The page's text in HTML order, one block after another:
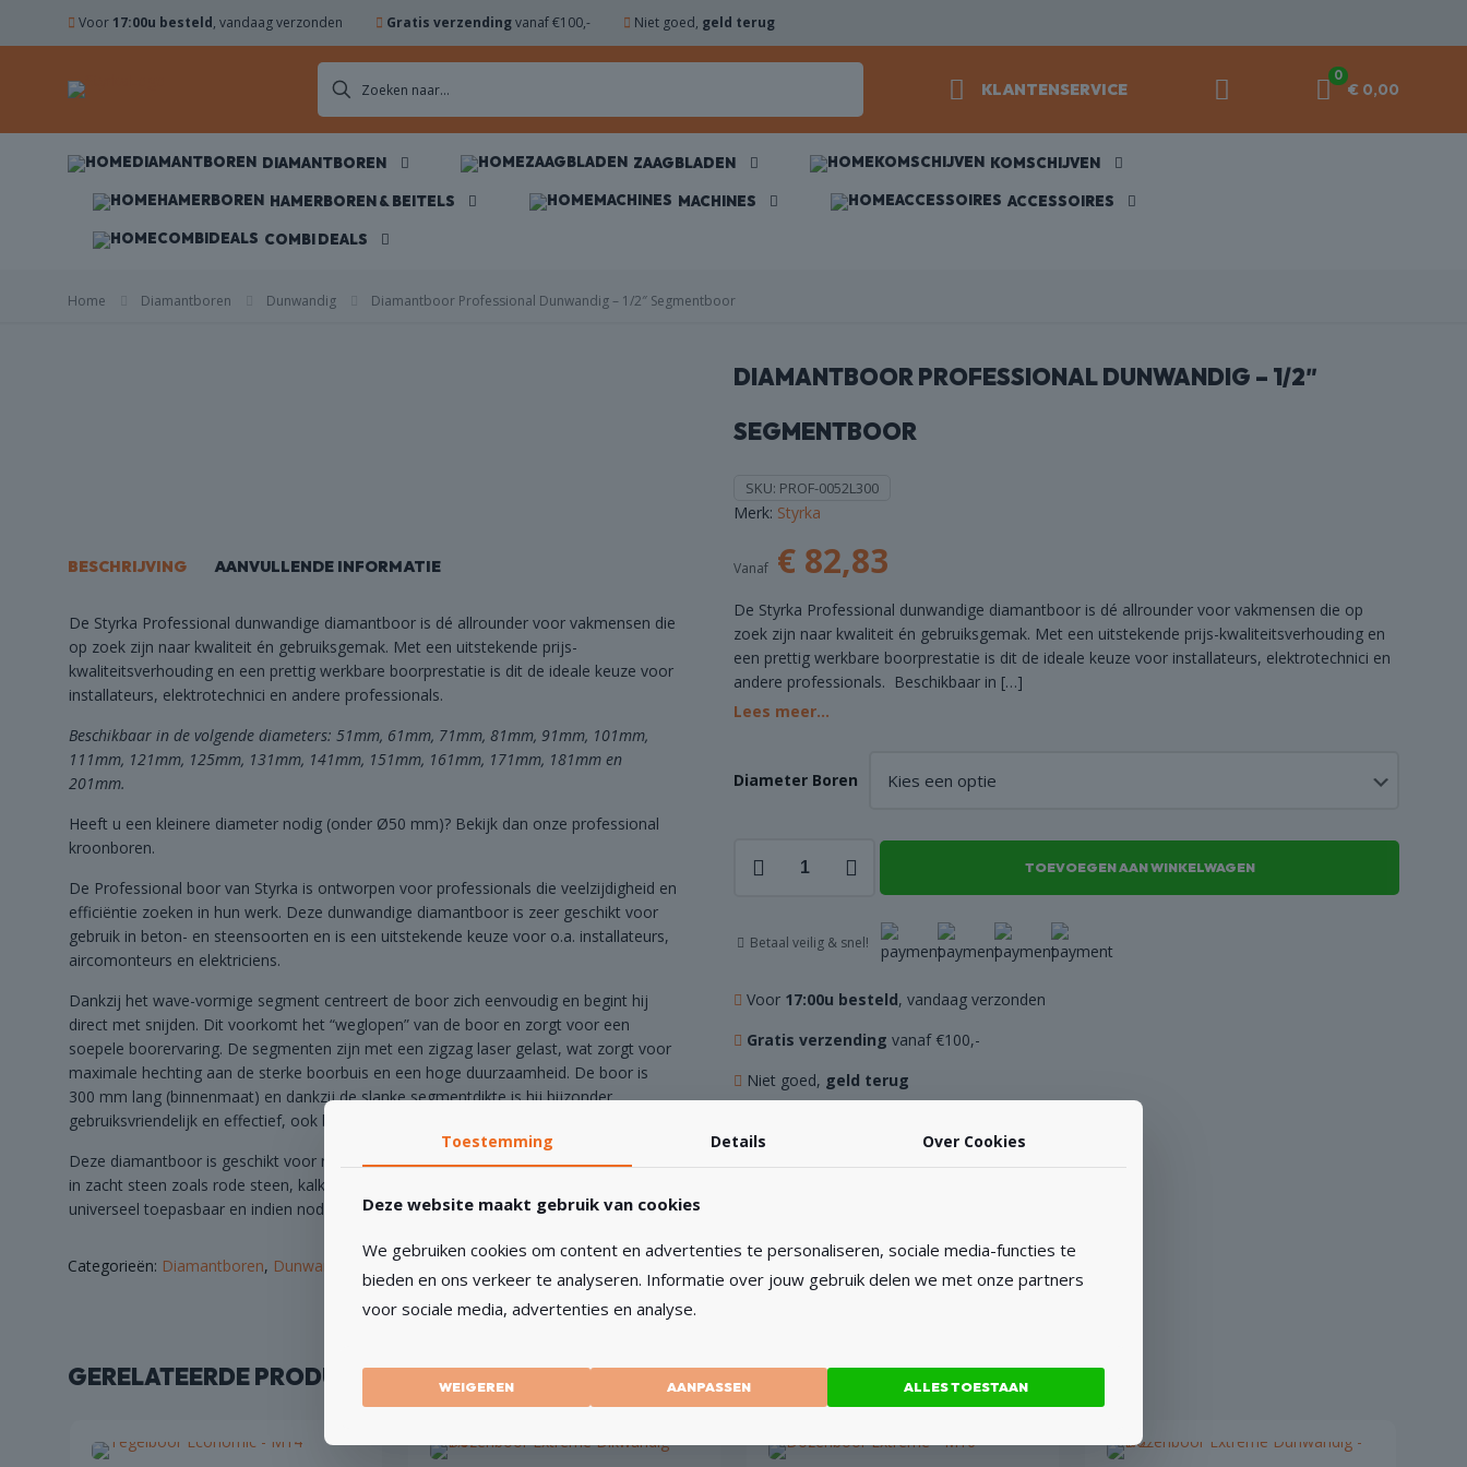
Voor 17:00u besteld, vandaag verzonden Gratis verzendingvanaf €100,- Niet goed, geld terug
KLANTENSERVICE
0
€ 0,00
DIAMANTBOREN ZAAGBLADEN KOMSCHIJVEN
HAMERBOREN & BEITELS MACHINES ACCESSOIRES
COMBI DEALS
Home Diamantboren Dunwandig Diamantboor Professional Dunwandig – 1/2″ Segmentboor
BESCHRIJVING AANVULLENDE INFORMATIE
De Styrka Professional dunwandige diamantboor is dé allrounder voor vakmensen die
op zoek zijn naar kwaliteit én gebruiksgemak. Met een uitstekende prijs-
kwaliteitsverhouding en een prettig werkbare boorprestatie is dit de ideale keuze voor
installateurs, elektrotechnici en andere professionals.
Beschikbaar in de volgende diameters: 51mm, 61mm, 71mm, 81mm, 91mm, 101mm,
111mm, 121mm, 125mm, 131mm, 141mm, 151mm, 161mm, 171mm, 181mm en
201mm.
Heeft u een kleinere diameter nodig (onder Ø50 mm)? Bekijk dan onze professional
kroonboren.
De Professional boor van Styrka is ontworpen voor professionals die veelzijdigheid en
efficiëntie zoeken in hun werk. Deze dunwandige diamantboor is zeer geschikt voor
gebruik in beton- en steensoorten en is een uitstekende keuze voor o.a. installateurs,
aircomonteurs en elektriciens.
Dankzij het wave-vormige segment centreert de boor zich eenvoudig en begint hij
direct met snijden. Dit voorkomt het “weglopen” van de boor en zorgt voor een
soepele boorervaring. De segmenten zijn met een zigzag laser gelast, wat zorgt voor
maximale hechting aan de sterke boorbuis en een hoge duurzaamheid. De boor is
300 mm lang (binnenmaat) en dankzij de slanke segmentdikte is hij bijzonder
gebruiksvriendelijk en effectief, ook bij handmatig boren.
Deze diamantboor is geschikt voor nat boren in beton en hard steen en droog boren
in zacht steen zoals rode steen, kalkzandsteen en gasbeton. De 1/2” aansluiting is
universeel toepasbaar en indien nodig aan te passen met een van onze adapters.
Categorieën: Diamantboren, Dunwandig
DIAMANTBOOR PROFESSIONAL DUNWANDIG – 1/2″
SEGMENTBOOR
SKU: PROF-0052L300
Merk: Styrka
Vanaf € 82,83
De Styrka Professional dunwandige diamantboor is dé allrounder voor vakmensen die op
zoek zijn naar kwaliteit én gebruiksgemak. Met een uitstekende prijs-kwaliteitsverhouding en
een prettig werkbare boorprestatie is dit de ideale keuze voor installateurs, elektrotechnici en
andere professionals. Beschikbaar in […]
Lees meer...
Diameter Boren
Professional
1/2"
aantal
TOEVOEGEN AAN WINKELWAGEN
Betaal veilig & snel!
Voor 17:00u besteld, vandaag verzonden
Gratis verzending vanaf €100,-
Niet goed, geld terug
GERELATEERDE PRODUCTEN
DIAMANTBOREN
HAMERBOREN
Toestemming Details Over Cookies
Deze website maakt gebruik van cookies
We gebruiken cookies om content en advertenties te personaliseren, sociale media-functies te
bieden en ons verkeer te analyseren. Informatie over jouw gebruik delen we met onze partners
voor sociale media, advertenties en analyse.
WEIGEREN AANPASSEN ALLES TOESTAAN